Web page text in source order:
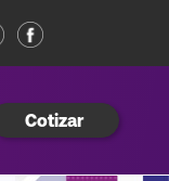
Cotizar